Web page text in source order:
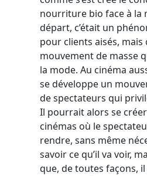
nourriture bio face à la
départ, c’était un
pour clients aisés, mais
mouvement de masse
la mode. Au cinéma
se développe un
de spectateurs qui
Il pourrait alors se
cinémas où le
rendre, sans même
savoir ce qu’il va voir,
que, de toutes façons,